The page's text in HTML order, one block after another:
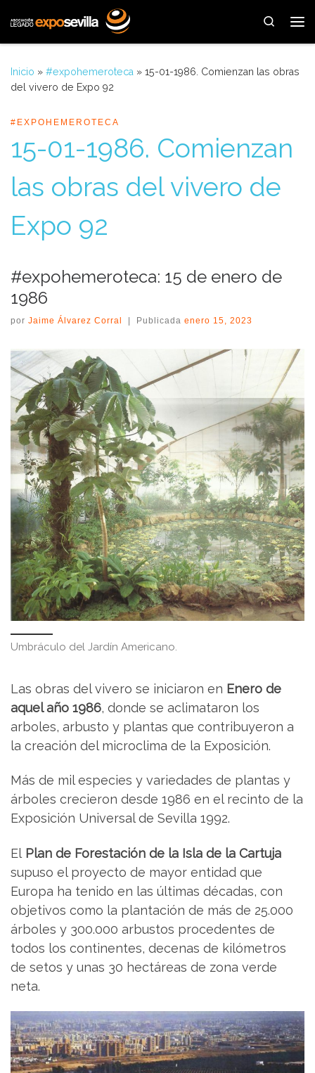
Saltar al contenido
Search
Inicio » #expohemeroteca » 15-01-1986. Comienzan las obras
del vivero de Expo 92
#EXPOHEMEROTECA
15-01-1986. Comienzan
las obras del vivero de
Expo 92
#expohemeroteca: 15 de enero de
1986
por Jaime Álvarez Corral Publicada enero 15, 2023
Umbráculo del Jardín Americano.
Las obras del vivero se iniciaron en Enero de
aquel año 1986, donde se aclimataron los
arboles, arbusto y plantas que contribuyeron a
la creación del microclima de la Exposición.
Más de mil especies y variedades de plantas y
árboles crecieron desde 1986 en el recinto de la
Exposición Universal de Sevilla 1992.
El Plan de Forestación de la Isla de la Cartuja
supuso el proyecto de mayor entidad que
Europa ha tenido en las últimas décadas, con
objetivos como la plantación de más de 25.000
árboles y 300.000 arbustos procedentes de
todos los continentes, decenas de kilómetros
de setos y unas 30 hectáreas de zona verde
neta.